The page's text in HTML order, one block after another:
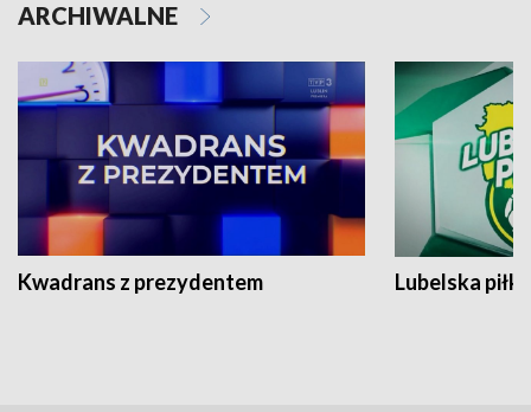
ARCHIWALNE
Kwadrans z prezydentem Lubelska piłka